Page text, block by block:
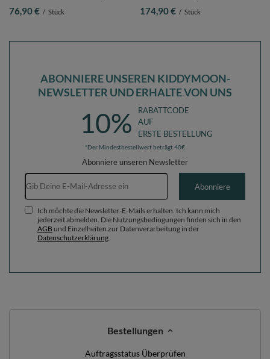
200 Bälle
76,90 € / Stück
dunkelblau:babyblue/blau/perle,
174,90 € / Stück
ABONNIERE UNSEREN KIDDYMOON-
NEWSLETTER UND ERHALTE VON UNS
10%
RABATTCODE
AUF
ERSTE BESTELLUNG
*Der Mindestbestellwert beträgt 40€
Abonniere unseren Newsletter
E-Mail-Adresse
Abonniere
Ich möchte die Newsletter-E-Mails erhalten. Ich kann mich
jederzeit abmelden. Die Nutzungsbedingungen finden sich in den
AGB und Einzelheiten zur Datenverarbeitung in der
Datenschutzerklärung
Bestellungen
Auftragsstatus Überprüfen